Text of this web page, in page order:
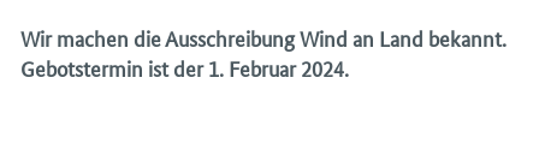
Wir machen die Ausschreibung Wind an Land bekannt.
Gebotstermin ist der 1. Februar 2024.